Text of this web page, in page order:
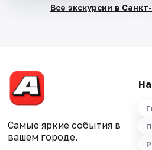
Все экскурсии в
Самые яркие события в
вашем городе.